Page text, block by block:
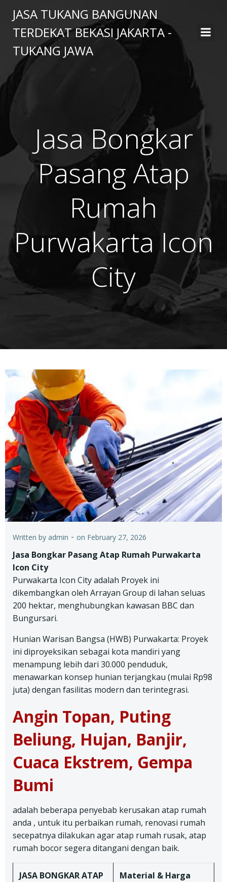
to
content
JASA TUKANG BANGUNAN
TERDEKAT BEKASI JAKARTA -
TUKANG JAWA
Jasa Bongkar
Pasang Atap
Rumah
Purwakarta Icon
City
Written by admin - on February 27, 2026
Jasa Bongkar Pasang Atap Rumah Purwakarta
Icon City
Purwakarta Icon City adalah Proyek ini
dikembangkan oleh Arrayan Group di lahan seluas
200 hektar, menghubungkan kawasan BBC dan
Bungursari.
Hunian Warisan Bangsa (HWB) Purwakarta: Proyek
ini diproyeksikan sebagai kota mandiri yang
menampung lebih dari 30.000 penduduk,
menawarkan konsep hunian terjangkau (mulai Rp98
juta) dengan fasilitas modern dan terintegrasi.
Angin Topan, Puting
Beliung, Hujan, Banjir,
Cuaca Ekstrem, Gempa
Bumi
adalah beberapa penyebab kerusakan atap rumah
anda , untuk itu perbaikan rumah, renovasi rumah
secepatnya dilakukan agar atap rumah rusak, atap
rumah bocor segera ditangani dengan baik.
JASA BONGKAR ATAP
Material & Harga